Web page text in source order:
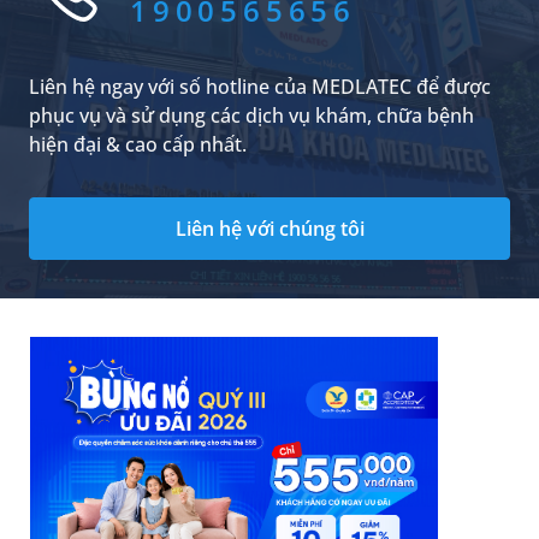
1900565656
Liên hệ ngay với số hotline của MEDLATEC để được
phục vụ và sử dụng các dịch vụ khám, chữa bệnh
hiện đại & cao cấp nhất.
Liên hệ với chúng tôi